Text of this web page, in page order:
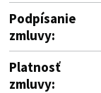
Podpísanie
zmluvy:
Platnosť
zmluvy: